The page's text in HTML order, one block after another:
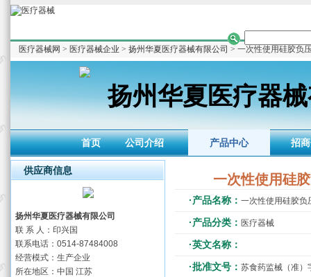
医疗器械网 > 医疗器械企业 > 扬州华夏医疗器械有限公司 > 一次性使用硅胶负
扬州华夏医疗器
首页 公司介绍 产品中心 招
一次性使用硅
·产品名称： 一次性使用硅胶负
·产品分类： 医疗器械
·英文名称：
·批准文号： 苏食药监械（准）
供应商信息
扬州华夏医疗器械有限公司
联 系 人：印兴国
联系电话：0514-87484008
经营模式：生产企业
所在地区：中国 江苏